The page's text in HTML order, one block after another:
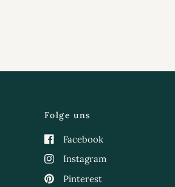
Folge uns
Facebook
Instagram
Pinterest